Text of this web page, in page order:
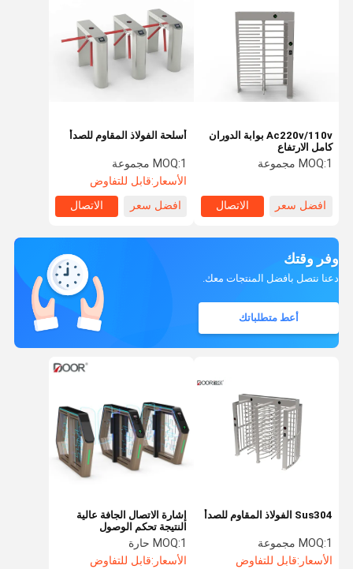
أسلحة الفولاذ المقاوم للصدأ
MOQ:1 مجموعة
الأسعار:قابل للتفاوض
افضل سعر
الاتصال
Ac220v/110v بوابة الدوران
كامل الارتفاع
MOQ:1 مجموعة
افضل سعر الاتصال
وفر وقتك
دعنا نتصل بأفضل المنتجات معك.
أعط متطلباتك
Sus304 الفولاذ المقاوم للصدأ
MOQ:1 مجموعة
الأسعار:قابل للتفاوض
إشارة الاتصال الجافة عالية
النتيجة تحكم الوصول
MOQ:1 حارة
الأسعار:قابل للتفاوض